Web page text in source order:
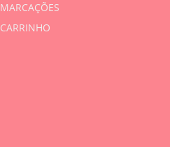
MARCAÇÕES
CARRINHO